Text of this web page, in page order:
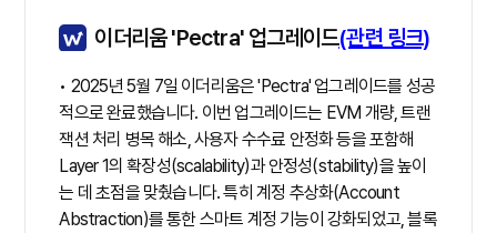
이더리움 'Pectra' 업그레이드(관련 링크)
• 2025년 5월 7일 이더리움은 'Pectra' 업그레이드를 성공
적으로 완료했습니다. 이번 업그레이드는 EVM 개량, 트랜
잭션 처리 병목 해소, 사용자 수수료 안정화 등을 포함해
Layer 1의 확장성(scalability)과 안정성(stability)을 높이
는 데 초점을 맞췄습니다. 특히 계정 추상화(Account
Abstraction)를 통한 스마트 계정 기능이 강화되었고, 블록